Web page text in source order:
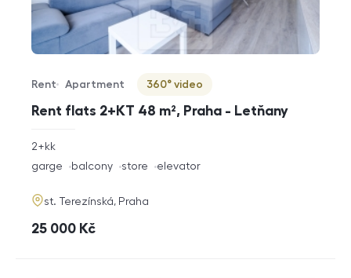
Rent flats 2+KT 48 m², Praha - Letňany
Offer type
Rent
Property type
Apartment
Virtuální prohlídka
360° video
rozměry
2+kk
funkce
garge balcony store elevator
adresa
st. Terezínská, Praha
cena
25 000 Kč